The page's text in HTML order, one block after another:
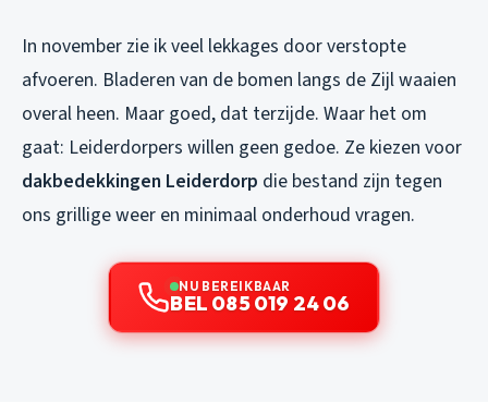
In november zie ik veel lekkages door verstopte
afvoeren. Bladeren van de bomen langs de Zijl waaien
overal heen. Maar goed, dat terzijde. Waar het om
gaat: Leiderdorpers willen geen gedoe. Ze kiezen voor
dakbedekkingen Leiderdorp die bestand zijn tegen
ons grillige weer en minimaal onderhoud vragen.
NU BEREIKBAAR
BEL 085 019 24 06